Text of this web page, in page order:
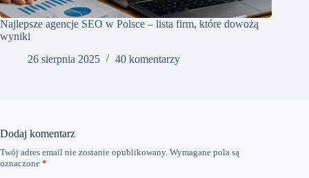
Najlepsze agencje SEO w Polsce – lista firm, które dowożą
wyniki
26 sierpnia 2025
40 komentarzy
Dodaj komentarz
Twój adres email nie zostanie opublikowany. Wymagane pola są
oznaczone *